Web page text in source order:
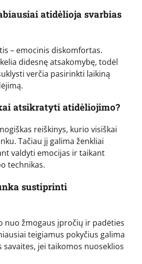
atidėlioja svarbias
– emocinis diskomfortas.
didesnę atsakomybę, todėl
verčia pasirinkti laikiną
atsikratyti atidėliojimo?
reiškinys, kurio visiškai
Tačiau jį galima ženkliai
valdyti emocijas ir taikant
technikas.
sustiprinti
nuo žmogaus įpročių ir padėties
teigiamus pokyčius galima
savaites, jei taikomos nuoseklios